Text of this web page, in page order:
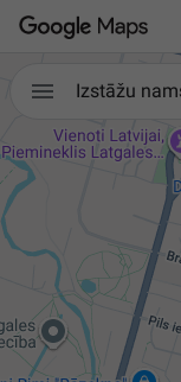
 Izstāžu